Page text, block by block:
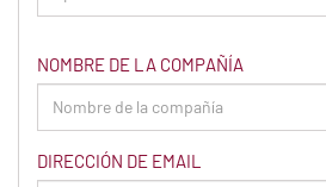
NOMBRE DE LA COMPAÑÍA
DIRECCIÓN DE EMAIL